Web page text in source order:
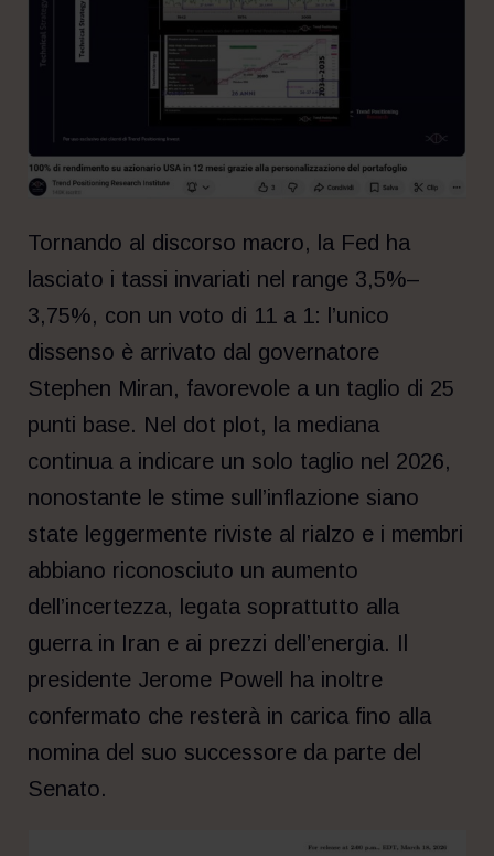
Tornando al discorso macro, la Fed ha
lasciato i tassi invariati nel range 3,5%–
3,75%, con un voto di 11 a 1: l’unico
dissenso è arrivato dal governatore
Stephen Miran, favorevole a un taglio di 25
punti base. Nel dot plot, la mediana
continua a indicare un solo taglio nel 2026,
nonostante le stime sull’inflazione siano
state leggermente riviste al rialzo e i membri
abbiano riconosciuto un aumento
dell’incertezza, legata soprattutto alla
guerra in Iran e ai prezzi dell’energia. Il
presidente Jerome Powell ha inoltre
confermato che resterà in carica fino alla
nomina del suo successore da parte del
Senato.